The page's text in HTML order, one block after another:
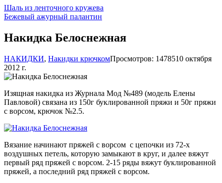
Шаль из ленточного кружева
Бежевый ажурный палантин
Накидка Белоснежная
НАКИДКИ, Накидки крючкомПросмотров: 1478510 октября
2012 г.
Изящная накидка из Журнала Мод №489 (модель Елены
Павловой) связана из 150г буклированной пряжи и 50г пряжи
с ворсом, крючок №2.5.
Вязание начинают пряжей с ворсом с цепочки из 72-х
воздушных петель, которую замыкают в круг, и далее вяжут
первый ряд пряжей с ворсом. 2-15 ряды вяжут буклированной
пряжей, а последний ряд пряжей с ворсом.